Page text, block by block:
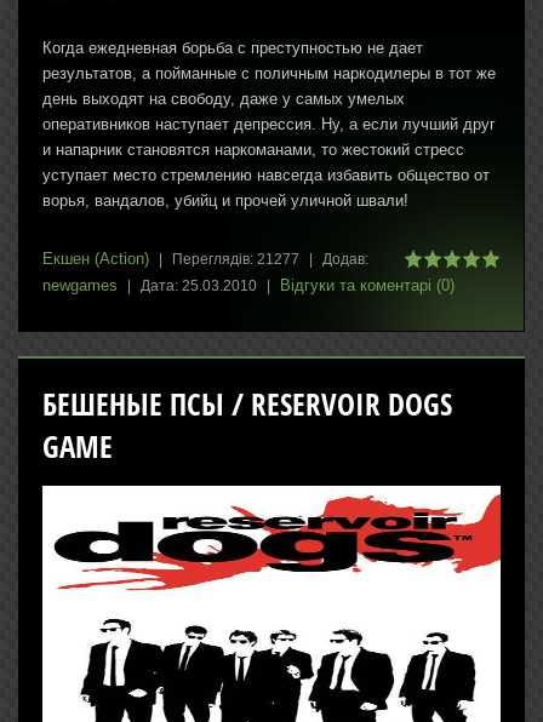
Когда ежедневная борьба с преступностью не дает
результатов, а пойманные с поличным наркодилеры в тот же
день выходят на свободу, даже у самых умелых
оперативников наступает депрессия. Ну, а если лучший друг
и напарник становятся наркоманами, то жестокий стресс
уступает место стремлению навсегда избавить общество от
ворья, вандалов, убийц и прочей уличной швали!
Екшен (Action) Переглядів: 21277 Додав:
newgames Дата: 25.03.2010 Відгуки та коментарі (0)
БЕШЕНЫЕ ПСЫ / RESERVOIR DOGS
GAME